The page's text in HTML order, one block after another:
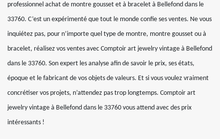
professionnel achat de montre gousset et à bracelet à Bellefond dans le
33760. C’est un expérimenté que tout le monde confie ses ventes. Ne vous
inquiétez pas, pour n’importe quel type de montre, montre gousset ou à
bracelet, réalisez vos ventes avec Comptoir art jewelry vintage à Bellefond
dans le 33760. Son expert les analyse afin de savoir le prix, ses états,
époque et le fabricant de vos objets de valeurs. Et si vous voulez vraiment
concrétiser vos projets, n’attendez pas trop longtemps. Comptoir art
jewelry vintage à Bellefond dans le 33760 vous attend avec des prix
intéressants !